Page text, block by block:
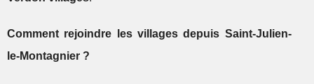
Comment rejoindre les villages depuis Saint-Julien-
le-Montagnier ?